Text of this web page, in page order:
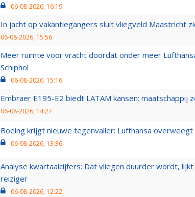
06-08-2026, 16:19
In jacht op vakantiegangers sluit vliegveld Maastricht
06-08-2026, 15:56
Meer ruimte voor vracht doordat onder meer
Schiphol
06-08-2026, 15:16
Embraer E195-E2 biedt LATAM kansen: maatschappij
06-08-2026, 14:27
Boeing krijgt nieuwe tegenvaller: Lufthansa
06-08-2026, 13:36
Analyse kwartaalcijfers: Dat vliegen duurder wordt,
reiziger
06-08-2026, 12:22